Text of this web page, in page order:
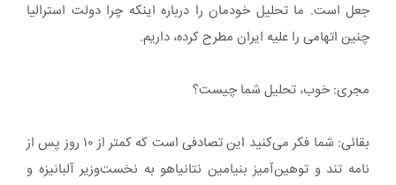
جعل است. ما تحلیل خودمان را درباره اینکه چرا دولت استرالیا
چنین اتهامی را علیه ایران مطرح کرده، داریم.
مجری: خوب، تحلیل شما چیست؟
بقائی: شما فکر می‌کنید این تصادفی است که کمتر از ۱۰ روز پس از
نامه تند و توهین‌آمیز بنیامین نتانیاهو به نخست‌وزیر آلبانیزه و